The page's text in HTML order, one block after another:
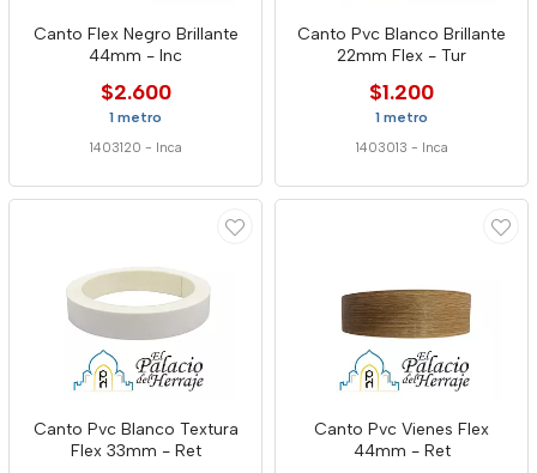
Canto Flex Negro Brillante
44mm - Inc
$2.600
1 metro
1403120 - Inca
Canto Pvc Blanco Brillante
22mm Flex - Tur
$1.200
1 metro
1403013 - Inca
Canto Pvc Blanco Textura
Flex 33mm - Ret
Canto Pvc Vienes Flex
44mm - Ret